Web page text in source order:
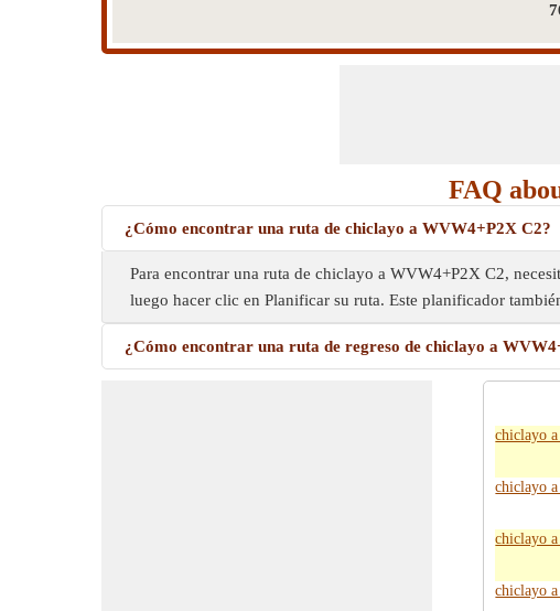
FAQ
¿Cómo encontrar una ruta de chiclayo a WVW4+P2X C2?
Para encontrar una ruta de chiclayo a WVW4+P2X C2,
luego hacer clic en Planificar su ruta. Este planificador
¿Cómo encontrar una ruta de regreso de chiclayo a
chiclayo
chiclayo
chiclayo
chiclayo